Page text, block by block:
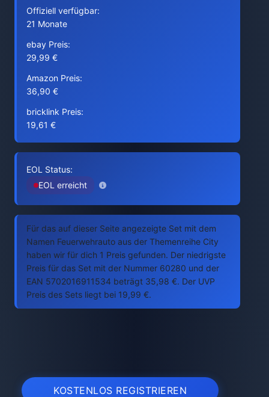
Offiziell verfügbar:
21 Monate
ebay Preis:
29,99 €
Amazon Preis:
36,90 €
bricklink Preis:
19,61 €
EOL Status:
EOL erreicht
Für das auf dieser Seite angezeigte Set mit dem
Namen Feuerwehrauto aus der Themenreihe City
haben wir für dich 1 Preis gefunden. Der niedrigste
Preis für das Set mit der Nummer 60280 und der
EAN 5702016911534 beträgt 35,98 €. Der UVP
Preis des Sets liegt bei 19,99 €.
KOSTENLOS REGISTRIEREN